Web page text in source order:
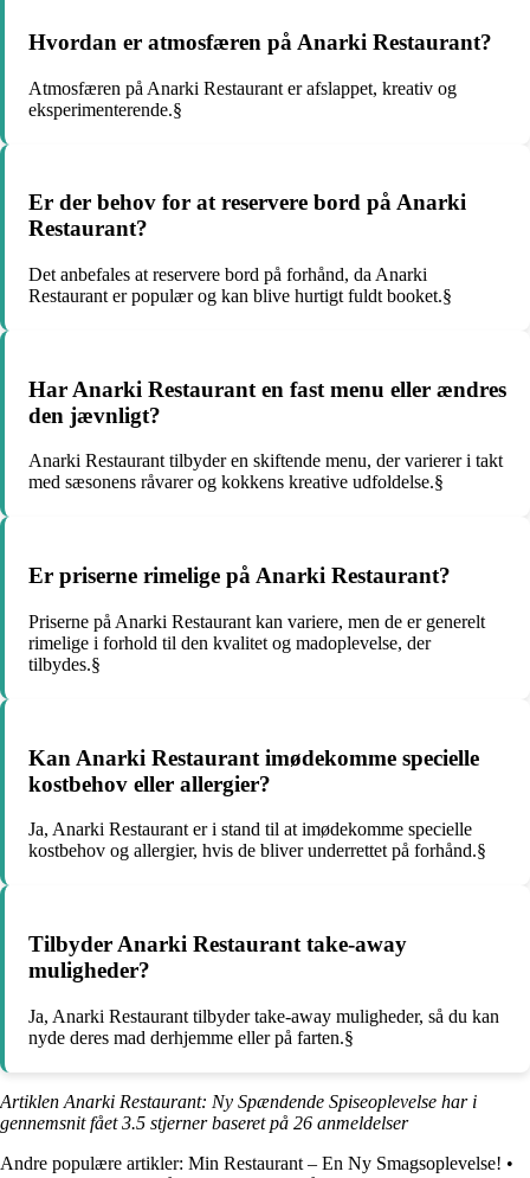
Hvordan er atmosfæren på Anarki Restaurant?
Atmosfæren på Anarki Restaurant er afslappet, kreativ og
eksperimenterende.§
Er der behov for at reservere bord på Anarki
Restaurant?
Det anbefales at reservere bord på forhånd, da Anarki
Restaurant er populær og kan blive hurtigt fuldt booket.§
Har Anarki Restaurant en fast menu eller ændres
den jævnligt?
Anarki Restaurant tilbyder en skiftende menu, der varierer i takt
med sæsonens råvarer og kokkens kreative udfoldelse.§
Er priserne rimelige på Anarki Restaurant?
Priserne på Anarki Restaurant kan variere, men de er generelt
rimelige i forhold til den kvalitet og madoplevelse, der
tilbydes.§
Kan Anarki Restaurant imødekomme specielle
kostbehov eller allergier?
Ja, Anarki Restaurant er i stand til at imødekomme specielle
kostbehov og allergier, hvis de bliver underrettet på forhånd.§
Tilbyder Anarki Restaurant take-away
muligheder?
Ja, Anarki Restaurant tilbyder take-away muligheder, så du kan
nyde deres mad derhjemme eller på farten.§
Artiklen Anarki Restaurant: Ny Spændende Spiseoplevelse har i
gennemsnit fået3.5 stjerner baseret på 26 anmeldelser
Andre populære artikler: Min Restaurant – En Ny Smagsoplevelse! •